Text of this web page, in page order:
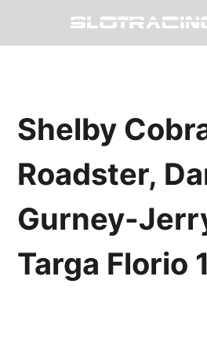
Shelby
Roadster,
Gurney-
Targa Florio